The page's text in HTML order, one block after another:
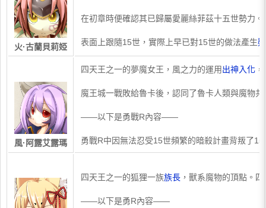
火·古蘭貝莉婭
在初章時便確認其已歸屬愛麗絲菲茲十五世勢力。
表面上跟隨15世，實際上早已對15世的做法產生
風·阿露艾露瑪
​四天王之一的夢魔女王，風之力的運用出神入化
魔王城一戰敗給魯卡後，認同了魯卡人類與魔物共
——以下是勇戰R內容——
勇戰R中因無法忍受15世頻繁的暗殺計畫背叛了
​四天王之一的狐狸一族族長 ，獸系魔物的頂點。
——以下是勇R內容——